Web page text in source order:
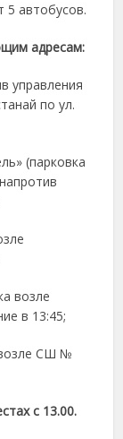
5 автобусов.
адресам:
управления
по ул.
(парковка
возле
в 13:45;
возле СШ №
с 13.00.